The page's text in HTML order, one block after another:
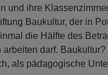
und ihre
Baukultur, der in
die Hälfte des
darf.
als pädagogische